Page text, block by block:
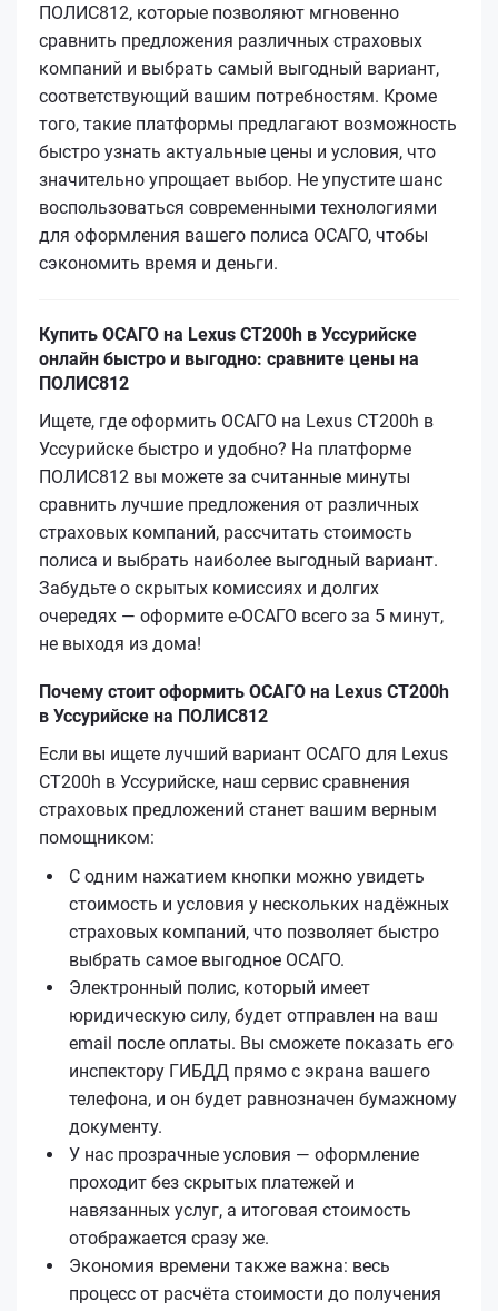
ПОЛИС812, которые позволяют мгновенно
сравнить предложения различных страховых
компаний и выбрать самый выгодный вариант,
соответствующий вашим потребностям. Кроме
того, такие платформы предлагают возможность
быстро узнать актуальные цены и условия, что
значительно упрощает выбор. Не упустите шанс
воспользоваться современными технологиями
для оформления вашего полиса ОСАГО, чтобы
сэкономить время и деньги.
Купить ОСАГО на Lexus CT200h в Уссурийске
онлайн быстро и выгодно: сравните цены на
ПОЛИС812
Ищете, где оформить ОСАГО на Lexus CT200h в
Уссурийске быстро и удобно? На платформе
ПОЛИС812 вы можете за считанные минуты
сравнить лучшие предложения от различных
страховых компаний, рассчитать стоимость
полиса и выбрать наиболее выгодный вариант.
Забудьте о скрытых комиссиях и долгих
очередях — оформите е‑ОСАГО всего за 5 минут,
не выходя из дома!
Почему стоит оформить ОСАГО на Lexus CT200h
в Уссурийске на ПОЛИС812
Если вы ищете лучший вариант ОСАГО для Lexus
CT200h в Уссурийске, наш сервис сравнения
страховых предложений станет вашим верным
помощником:
С одним нажатием кнопки можно увидеть
стоимость и условия у нескольких надёжных
страховых компаний, что позволяет быстро
выбрать самое выгодное ОСАГО.
Электронный полис, который имеет
юридическую силу, будет отправлен на ваш
email после оплаты. Вы сможете показать его
инспектору ГИБДД прямо с экрана вашего
телефона, и он будет равнозначен бумажному
документу.
У нас прозрачные условия — оформление
проходит без скрытых платежей и
навязанных услуг, а итоговая стоимость
отображается сразу же.
Экономия времени также важна: весь
процесс от расчёта стоимости до получения